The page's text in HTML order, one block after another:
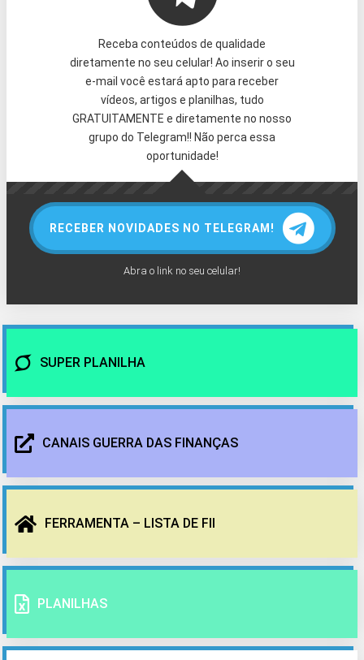
Receba conteúdos de qualidade
diretamente no seu celular! Ao inserir o seu
e-mail você estará apto para receber
vídeos, artigos e planilhas, tudo
GRATUITAMENTE e diretamente no nosso
grupo do Telegram!! Não perca essa
oportunidade!
RECEBER NOVIDADES NO TELEGRAM!
Abra o link no seu celular!
SUPER PLANILHA
CANAIS GUERRA DAS FINANÇAS
FERRAMENTA – LISTA DE FII
PLANILHAS